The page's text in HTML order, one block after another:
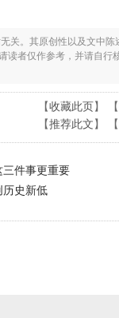
关。其原创性以及文中陈
读者仅作参考，并请自行
【收藏此页】 【
【推荐此文】 【
三件事更重要
历史新低